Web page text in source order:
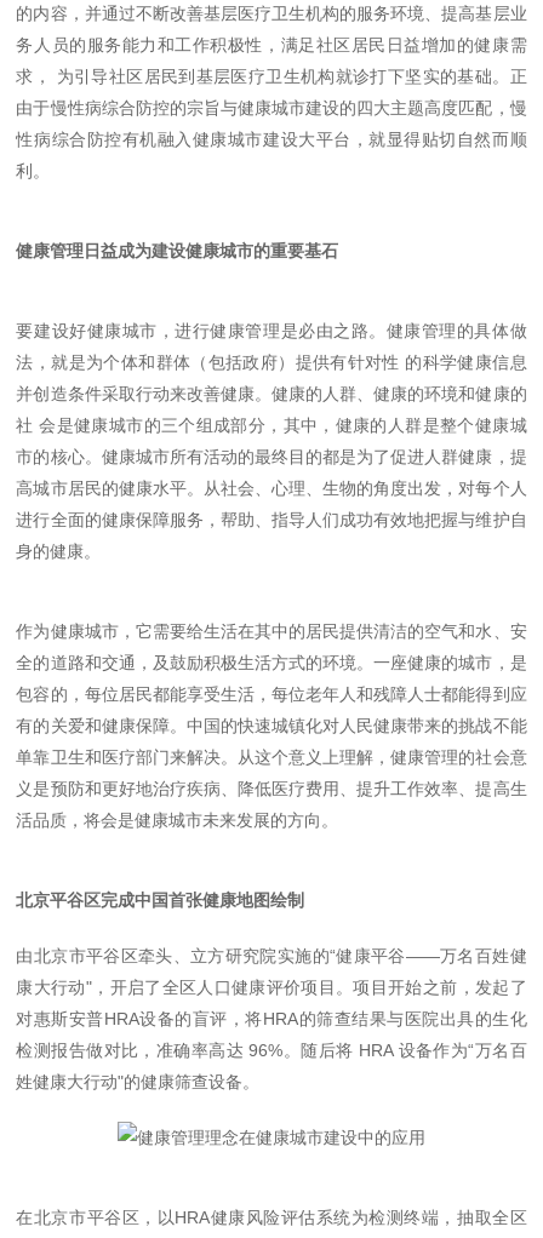
的内容，并通过不断改善基层医疗卫生机构的服务环境、提高基层业
务人员的服务能力和工作积极性，满足社区居民日益增加的健康需
求， 为引导社区居民到基层医疗卫生机构就诊打下坚实的基础。正
由于慢性病综合防控的宗旨与健康城市建设的四大主题高度匹配，慢
性病综合防控有机融入健康城市建设大平台，就显得贴切自然而顺
利。
健康管理日益成为建设健康城市的重要基石
要建设好健康城市，进行健康管理是必由之路。健康管理的具体做
法，就是为个体和群体（包括政府）提供有针对性 的科学健康信息
并创造条件采取行动来改善健康。健康的人群、健康的环境和健康的
社 会是健康城市的三个组成部分，其中，健康的人群是整个健康城
市的核心。健康城市所有活动的最终目的都是为了促进人群健康，提
高城市居民的健康水平。从社会、心理、生物的角度出发，对每个人
进行全面的健康保障服务，帮助、指导人们成功有效地把握与维护自
身的健康。
作为健康城市，它需要给生活在其中的居民提供清洁的空气和水、安
全的道路和交通，及鼓励积极生活方式的环境。一座健康的城市，是
包容的，每位居民都能享受生活，每位老年人和残障人士都能得到应
有的关爱和健康保障。中国的快速城镇化对人民健康带来的挑战不能
单靠卫生和医疗部门来解决。从这个意义上理解，健康管理的社会意
义是预防和更好地治疗疾病、降低医疗费用、提升工作效率、提高生
活品质，将会是健康城市未来发展的方向。
北京平谷区完成中国首张健康地图绘制
由北京市平谷区牵头、立方研究院实施的“健康平谷——万名百姓健
康大行动"，开启了全区人口健康评价项目。项目开始之前，发起了
对惠斯安普HRA设备的盲评，将HRA的筛查结果与医院出具的生化
检测报告做对比，准确率高达 96%。随后将 HRA 设备作为“万名百
姓健康大行动"的健康筛查设备。
在北京市平谷区，以HRA健康风险评估系统为检测终端，抽取全区